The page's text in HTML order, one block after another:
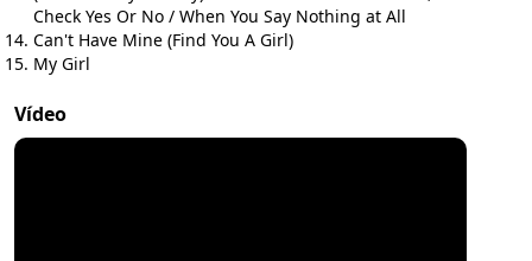
Check Yes Or No / When You Say Nothing at All
Can't Have Mine (Find You A Girl)
My Girl
Vídeo